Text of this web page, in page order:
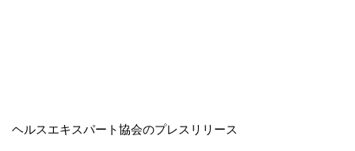
ヘルスエキスパート協会のプレスリリース